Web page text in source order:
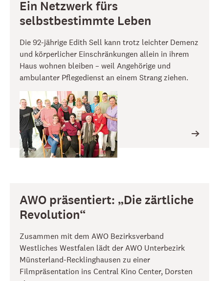
Ein Netzwerk fürs
selbstbestimmte Leben
Die 92-jährige Edith Sell kann trotz leichter Demenz
und körperlicher Einschränkungen allein in ihrem
Haus wohnen bleiben – weil Angehörige und
ambulanter Pflegedienst an einem Strang ziehen.
AWO präsentiert: „Die zärtliche
Revolution“
Zusammen mit dem AWO Bezirksverband
Westliches Westfalen lädt der AWO Unterbezirk
Münsterland-Recklinghausen zu einer
Filmpräsentation ins Central Kino Center, Dorsten